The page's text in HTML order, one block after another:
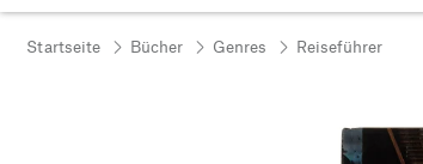
Startseite Bücher Genres Reiseführer